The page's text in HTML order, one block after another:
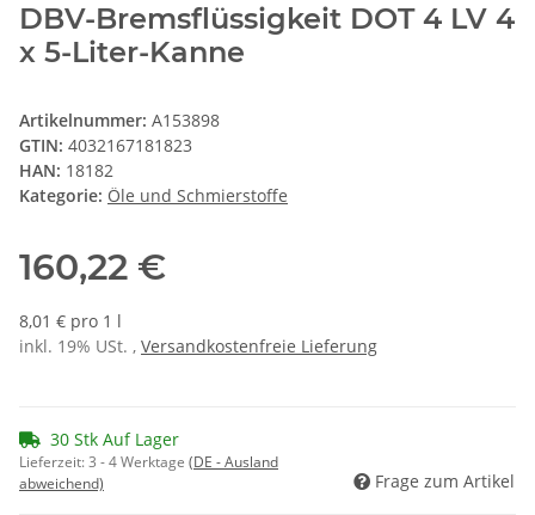
DBV-Bremsflüssigkeit DOT 4 LV 4
x 5-Liter-Kanne
Artikelnummer: A153898
GTIN: 4032167181823
HAN: 18182
Kategorie: Öle und Schmierstoffe
160,22 €
8,01 € pro 1 l
inkl. 19% USt. , Versandkostenfreie Lieferung
30 Stk Auf Lager
Lieferzeit:3 - 4 Werktage (DE - Ausland
abweichend)
Frage zum Artikel